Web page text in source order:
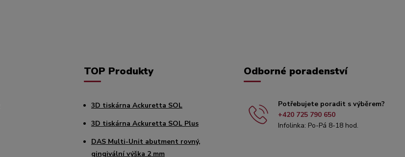
TOP Produkty
3D tiskárna Ackuretta SOL
3D tiskárna Ackuretta SOL Plus
DAS Multi-Unit abutment rovný,
gingivální výška 2 mm
Odborné poradenství
Potřebujete poradit s výběrem?
+420 725 790 650
Infolinka: Po-Pá 8-18 hod.